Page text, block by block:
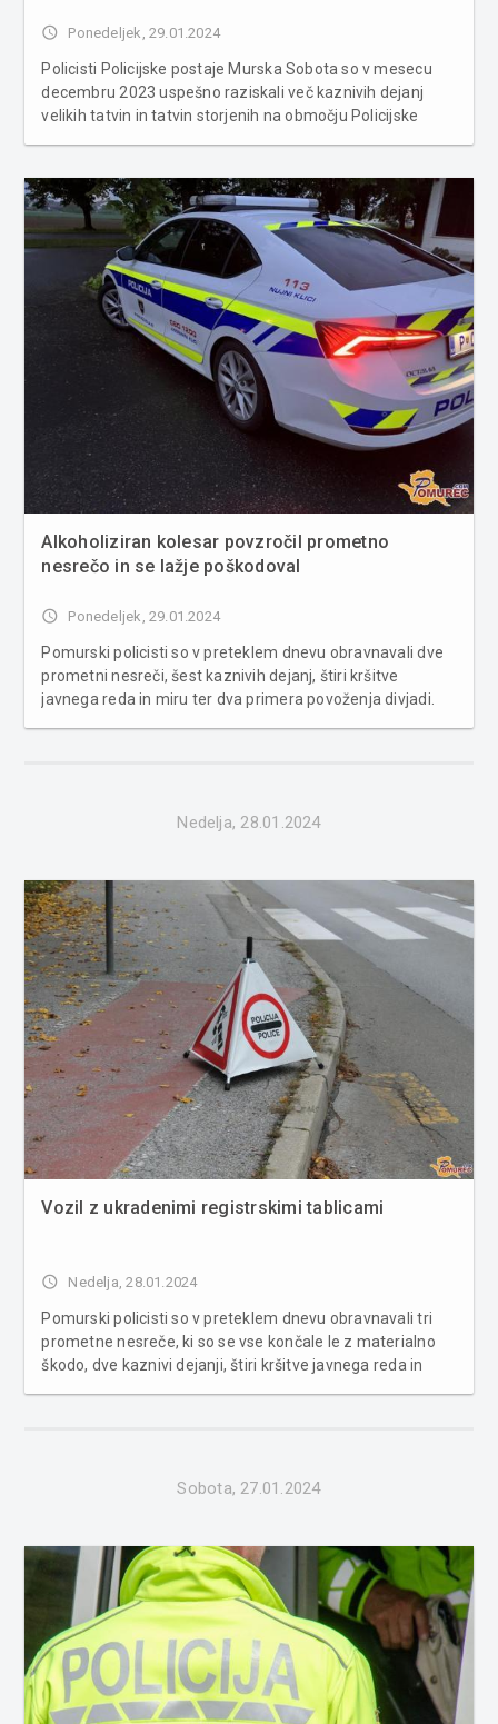
access_time Ponedeljek, 29.01.2024
Policisti Policijske postaje Murska Sobota so v mesecu
decembru 2023 uspešno raziskali več kaznivih dejanj
velikih tatvin in tatvin storjenih na območju Policijske
hišnih preisk...
Alkoholiziran kolesar povzročil prometno
nesrečo in se lažje poškodoval
access_time Ponedeljek, 29.01.2024
Pomurski policisti so v preteklem dnevu obravnavali dve
prometni nesreči, šest kaznivih dejanj, štiri kršitve
javnega reda in miru ter dva primera povoženja divjadi.
Nedelja, 28.01.2024
Vozil z ukradenimi registrskimi tablicami
access_time Nedelja, 28.01.2024
Pomurski policisti so v preteklem dnevu obravnavali tri
prometne nesreče, ki so se vse končale le z materialno
škodo, dve kaznivi dejanji, štiri kršitve javnega reda in
Sobota, 27.01.2024